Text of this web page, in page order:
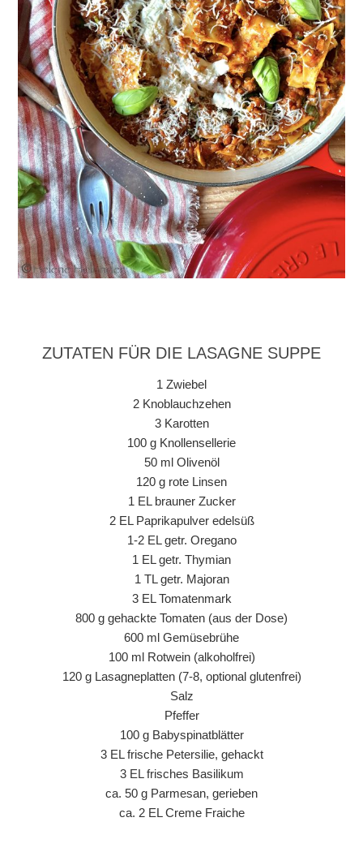
ZUTATEN FÜR DIE LASAGNE SUPPE
1 Zwiebel
2 Knoblauchzehen
3 Karotten
100 g Knollensellerie
50 ml Olivenöl
120 g rote Linsen
1 EL brauner Zucker
2 EL Paprikapulver edelsüß
1-2 EL getr. Oregano
1 EL getr. Thymian
1 TL getr. Majoran
3 EL Tomatenmark
800 g gehackte Tomaten (aus der Dose)
600 ml Gemüsebrühe
100 ml Rotwein (alkoholfrei)
120 g Lasagneplatten (7-8, optional glutenfrei)
Salz
Pfeffer
100 g Babyspinatblätter
3 EL frische Petersilie, gehackt
3 EL frisches Basilikum
ca. 50 g Parmesan, gerieben
ca. 2 EL Creme Fraiche